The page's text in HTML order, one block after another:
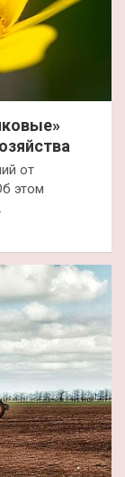
от
этом